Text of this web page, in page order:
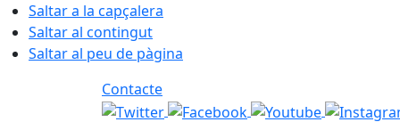
Saltar a la capçalera
Saltar al contingut
Saltar al peu de pàgina
Contacte